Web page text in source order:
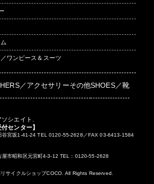
ワンピース＆スーツ
／アクセサリーその他SHOES／靴
シエイト.
センター】
谷宮坂1-41-24 TEL 0120-55-2628／FAX 03-6413-1584
市昭和区元宮町4-3-12 TEL：0120-55-2628
サイクルショップCOCO. All Rights Reserved.